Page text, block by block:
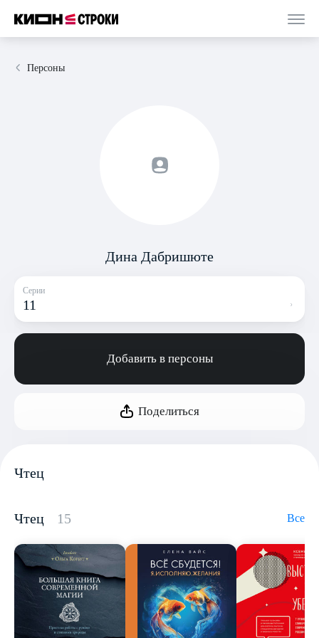
Персоны
Дина Дабришюте
Серии
11
Добавить в персоны
Поделиться
Чтец
Чтец 15 Все